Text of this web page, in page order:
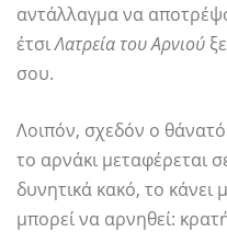
αντάλλαγμα να
έτσιΛατρεία του Αρνιού
σου.
Λοιπόν, σχεδόν ο
το αρνάκι μεταφέρεται
δυνητικά κακό, το
μπορεί να αρνηθεί: